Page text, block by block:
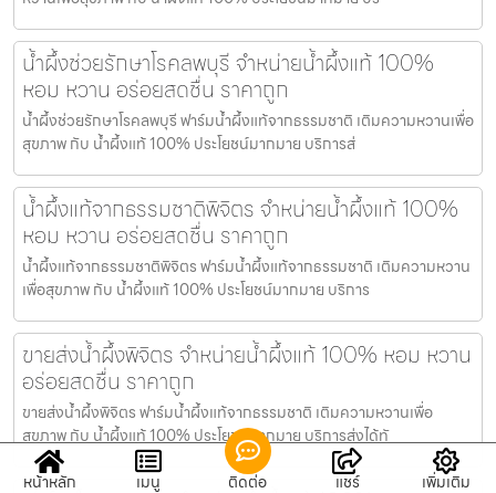
น้ำผึ้งช่วยรักษาโรคลพบุรี จำหน่ายน้ำผึ้งแท้ 100%
หอม หวาน อร่อยสดชื่น ราคาถูก
น้ำผึ้งช่วยรักษาโรคลพบุรี ฟาร์มน้ำผึ้งแท้จากธรรมชาติ เติมความหวานเพื่อ
สุขภาพ กับ น้ำผึ้งแท้ 100% ประโยชน์มากมาย บริการส่
น้ำผึ้งแท้จากธรรมชาติพิจิตร จำหน่ายน้ำผึ้งแท้ 100%
หอม หวาน อร่อยสดชื่น ราคาถูก
น้ำผึ้งแท้จากธรรมชาติพิจิตร ฟาร์มน้ำผึ้งแท้จากธรรมชาติ เติมความหวาน
เพื่อสุขภาพ กับ น้ำผึ้งแท้ 100% ประโยชน์มากมาย บริการ
ขายส่งน้ำผึ้งพิจิตร จำหน่ายน้ำผึ้งแท้ 100% หอม หวาน
อร่อยสดชื่น ราคาถูก
ขายส่งน้ำผึ้งพิจิตร ฟาร์มน้ำผึ้งแท้จากธรรมชาติ เติมความหวานเพื่อ
สุขภาพ กับ น้ำผึ้งแท้ 100% ประโยชน์มากมาย บริการส่งได้ทั
หน้าหลัก เมนู ติดต่อ แชร์ เพิ่มเติม